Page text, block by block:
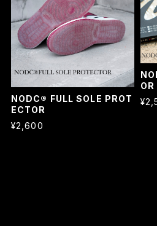
NODC® FULL SOLE PROT
ECTOR
¥2,600